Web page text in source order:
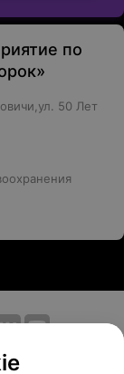
по
50 Лет
рекламы